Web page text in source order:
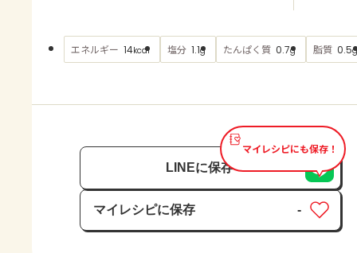
AJINOMOTO PARK とは
エネルギー 14kcal 塩分 1.1g たんぱく質 0.7g 脂質 0.5g
マイレシピにも保存！
LINEに保存
マイレシピに保存
保存済み
-